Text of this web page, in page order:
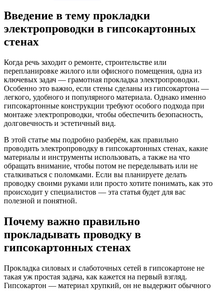
Введение в тему прокладки
электропроводки в гипсокартонных
стенах
Когда речь заходит о ремонте, строительстве или
перепланировке жилого или офисного помещения, одна из
ключевых задач — грамотная прокладка электропроводки.
Особенно это важно, если стены сделаны из гипсокартона —
легкого, удобного и популярного материала. Однако именно
гипсокартонные конструкции требуют особого подхода при
монтаже электропроводки, чтобы обеспечить безопасность,
долговечность и эстетичный вид.
В этой статье мы подробно разберём, как правильно
проводить электропроводку в гипсокартонных стенах, какие
материалы и инструменты использовать, а также на что
обращать внимание, чтобы потом не переделывать или не
сталкиваться с поломками. Если вы планируете делать
проводку своими руками или просто хотите понимать, как это
происходит у специалистов — эта статья будет для вас
полезной и понятной.
Почему важно правильно
прокладывать проводку в
гипсокартонных стенах
Прокладка силовых и слаботочных сетей в гипсокартоне не
такая уж простая задача, как кажется на первый взгляд.
Гипсокартон — материал хрупкий, он не выдержит обычного